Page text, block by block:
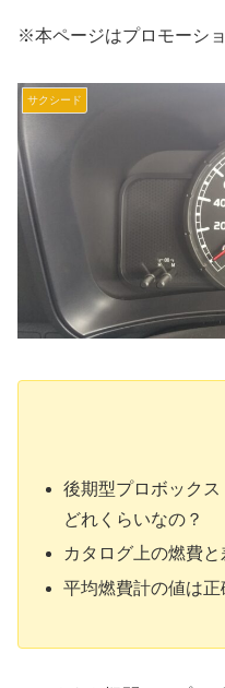
※本ページはプロモーシ
サクシード
後期型プロボック
どれくらいなの？
カタログ上の燃費と
平均燃費計の値は正